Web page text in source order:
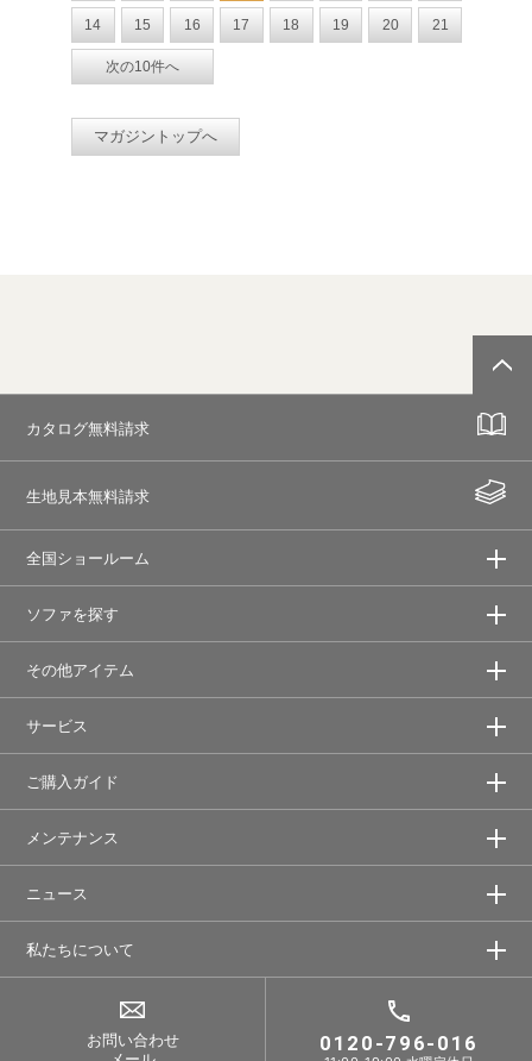
14 15 16 17 18 19 20 21
次の10件へ
マガジントップへ
カタログ無料請求
生地見本無料請求
全国ショールーム
ソファを探す
その他アイテム
サービス
ご購入ガイド
メンテナンス
ニュース
私たちについて
お問い合わせ
0120-796-016